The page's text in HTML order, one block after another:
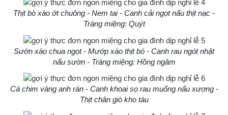
Thịt bò xào ớt chuông - Nem tai - Canh cải ngọt nấu thịt nạc -
Tráng miệng: Quýt
Sườn xào chua ngọt - Mướp xào thịt bò - Canh rau ngót nhật
nấu sườn - Tráng miệng: Hồng ngâm
Cá chim vàng anh rán - Canh khoai sọ rau muống nấu xương -
Thịt chân giò kho tàu